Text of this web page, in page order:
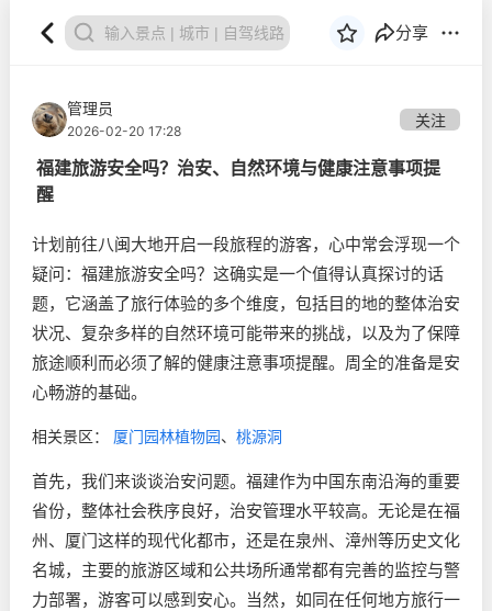
分享
管理员
2026-02-20 17:28
关注
福建旅游安全吗？治安、自然环境与健康注意事项提
醒
计划前往八闽大地开启一段旅程的游客，心中常会浮现一个
疑问：福建旅游安全吗？这确实是一个值得认真探讨的话
题，它涵盖了旅行体验的多个维度，包括目的地的整体治安
状况、复杂多样的自然环境可能带来的挑战，以及为了保障
旅途顺利而必须了解的健康注意事项提醒。周全的准备是安
心畅游的基础。
相关景区： 厦门园林植物园、 桃源洞
首先，我们来谈谈治安问题。福建作为中国东南沿海的重要
省份，整体社会秩序良好，治安管理水平较高。无论是在福
州、厦门这样的现代化都市，还是在泉州、漳州等历史文化
名城，主要的旅游区域和公共场所通常都有完善的监控与警
力部署，游客可以感到安心。当然，如同在任何地方旅行一